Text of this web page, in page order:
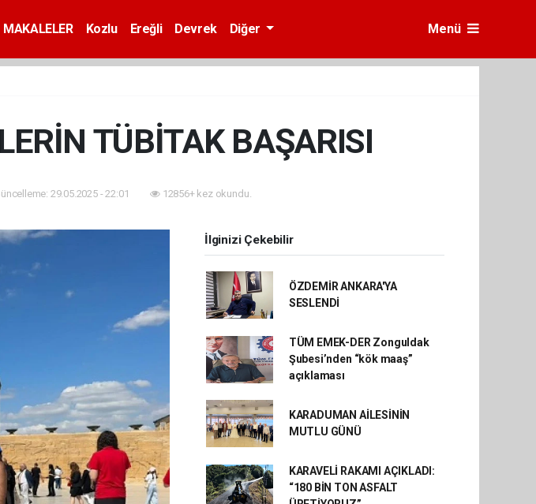
MAKALELER Kozlu Ereğli Devrek Diğer Menü
TÜBİTAK BAŞARISI
29.05.2025 - 22:01 12856+ kez okundu.
İlginizi Çekebilir
ÖZDEMİR ANKARA'YA
SESLENDİ
TÜM EMEK-DER Zonguldak
Şubesi’nden “kök maaş”
açıklaması
KARADUMAN AİLESİNİN
MUTLU GÜNÜ
KARAVELİ RAKAMI AÇIKLADI:
“180 BİN TON ASFALT